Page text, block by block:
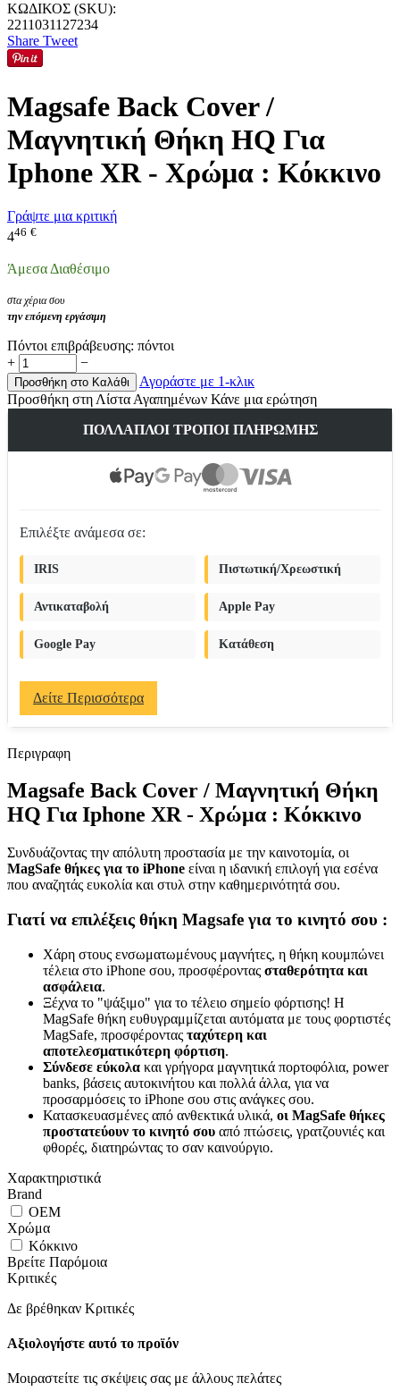
ΚΩΔΙΚΟΣ (SKU):
2211031127234
Share Tweet
Magsafe Back Cover /
Μαγνητική Θήκη HQ Για
Iphone XR - Χρώμα : Κόκκινο
Γράψτε μια κριτική
446 €
Άμεσα Διαθέσιμο
στα χέρια σου
την επόμενη εργάσιμη
Πόντοι επιβράβευσης: πόντοι
+
−
Προσθήκη στο Καλάθι
Αγοράστε με 1-κλικ
Προσθήκη στη Λίστα Αγαπημένων Κάνε μια ερώτηση
ΠΟΛΛΑΠΛΟΊ ΤΡΌΠΟΙ ΠΛΗΡΩΜΉΣ
Επιλέξτε ανάμεσα σε:
IRIS Πιστωτική/Χρεωστική
Αντικαταβολή Apple Pay
Google Pay Κατάθεση
Δείτε Περισσότερα
Περιγραφη
Magsafe Back Cover / Μαγνητική Θήκη
HQ Για Iphone XR - Χρώμα : Κόκκινο
Συνδυάζοντας την απόλυτη προστασία με την καινοτομία, οι
MagSafe θήκες για το iPhone είναι η ιδανική επιλογή για εσένα
που αναζητάς ευκολία και στυλ στην καθημερινότητά σου.
Γιατί να επιλέξεις θήκη Magsafe για το κινητό σου :
Χάρη στους ενσωματωμένους μαγνήτες, η θήκη κουμπώνει
τέλεια στο iPhone σου, προσφέροντας σταθερότητα και
ασφάλεια.
Ξέχνα το "ψάξιμο" για το τέλειο σημείο φόρτισης! Η
MagSafe θήκη ευθυγραμμίζεται αυτόματα με τους φορτιστές
MagSafe, προσφέροντας ταχύτερη και
αποτελεσματικότερη φόρτιση.
Σύνδεσε εύκολα και γρήγορα μαγνητικά πορτοφόλια, power
banks, βάσεις αυτοκινήτου και πολλά άλλα, για να
προσαρμόσεις το iPhone σου στις ανάγκες σου.
Κατασκευασμένες από ανθεκτικά υλικά, οι MagSafe θήκες
προστατεύουν το κινητό σου από πτώσεις, γρατζουνιές και
φθορές, διατηρώντας το σαν καινούργιο.
Χαρακτηριστικά
Brand
OEM
Χρώμα
Κόκκινο
Βρείτε Παρόμοια
Κριτικές
Δε βρέθηκαν Κριτικές
Αξιολογήστε αυτό το προϊόν
Μοιραστείτε τις σκέψεις σας με άλλους πελάτες